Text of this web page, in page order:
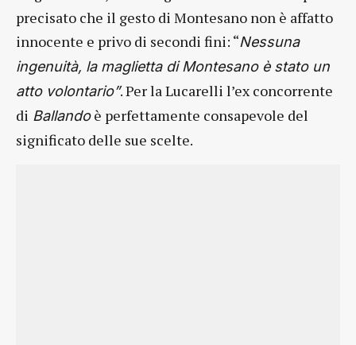
precisato che il gesto di Montesano non è affatto
innocente e privo di secondi fini: “Nessuna
ingenuità, la maglietta di Montesano è stato un
atto volontario”. Per laLucarelli l’ex concorrente
di Ballandoè perfettamente consapevole del
significato delle sue scelte.